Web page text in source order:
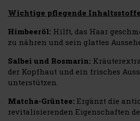
Wichtige pflegende Inhaltsstoffe
Himbeeröl: Hilft, das Haar
zu nähren und sein glattes
Salbei und Rosmarin:
der Kopfhaut und ein frisches
unterstützen.
Matcha-Grüntee: Ergänzt die
revitalisierenden Eigenschaften